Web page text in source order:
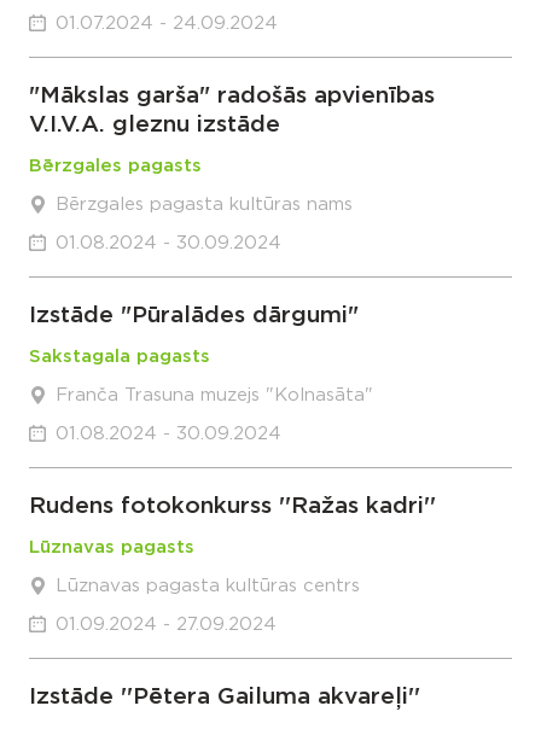
01.07.2024 - 24.09.2024
"Mākslas garša" radošās apvienības
V.I.V.A. gleznu izstāde
Bērzgales pagasts
Bērzgales pagasta kultūras nams
01.08.2024 - 30.09.2024
Izstāde "Pūralādes dārgumi"
Sakstagala pagasts
Franča Trasuna muzejs "Kolnasāta"
01.08.2024 - 30.09.2024
Rudens fotokonkurss ''Ražas kadri''
Lūznavas pagasts
Lūznavas pagasta kultūras centrs
01.09.2024 - 27.09.2024
Izstāde ''Pētera Gailuma akvareļi''